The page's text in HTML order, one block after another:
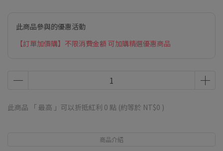
此商品參與的優惠活動
【訂單加價購】不限消費金額 可加購精選優惠商品
此商品 「 最高 」可以折抵紅利 0 點 (約等於 NT$0 )
商品介紹